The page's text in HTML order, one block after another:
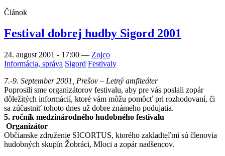
Článok
Festival dobrej hudby Sigord 2001
24. august 2001 - 17:00 — Zojco
Informácia, správa Sigord Festivaly
7.-9. September 2001, Prešov – Letný amfiteáter
Poprosili sme organizátorov festivalu, aby pre vás poslali zopár
dôležitých informácií, ktoré vám môžu pomôcť pri rozhodovaní, či
sa zúčastniť tohoto dnes už dobre známeho podujatia.
5. ročník medzinárodného hudobného festivalu
Organizátor
Občianske združenie SICORTUS, ktorého zakladteľmi sú členovia
hudobných skupín Žobráci, Mloci a zopár nadšencov.